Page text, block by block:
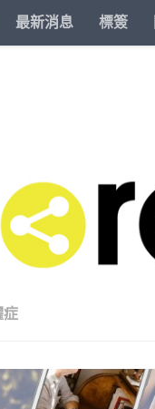
最新消息 標簽
症